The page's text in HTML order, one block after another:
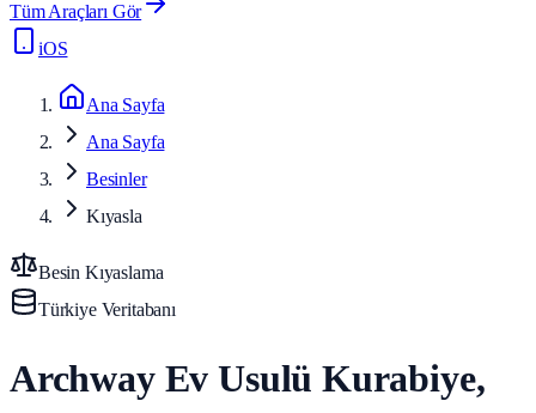
Tüm Araçları Gör
iOS
Ana Sayfa
Ana Sayfa
Besinler
Kıyasla
Besin Kıyaslama
Türkiye Veritabanı
Archway Ev Usulü Kurabiye,